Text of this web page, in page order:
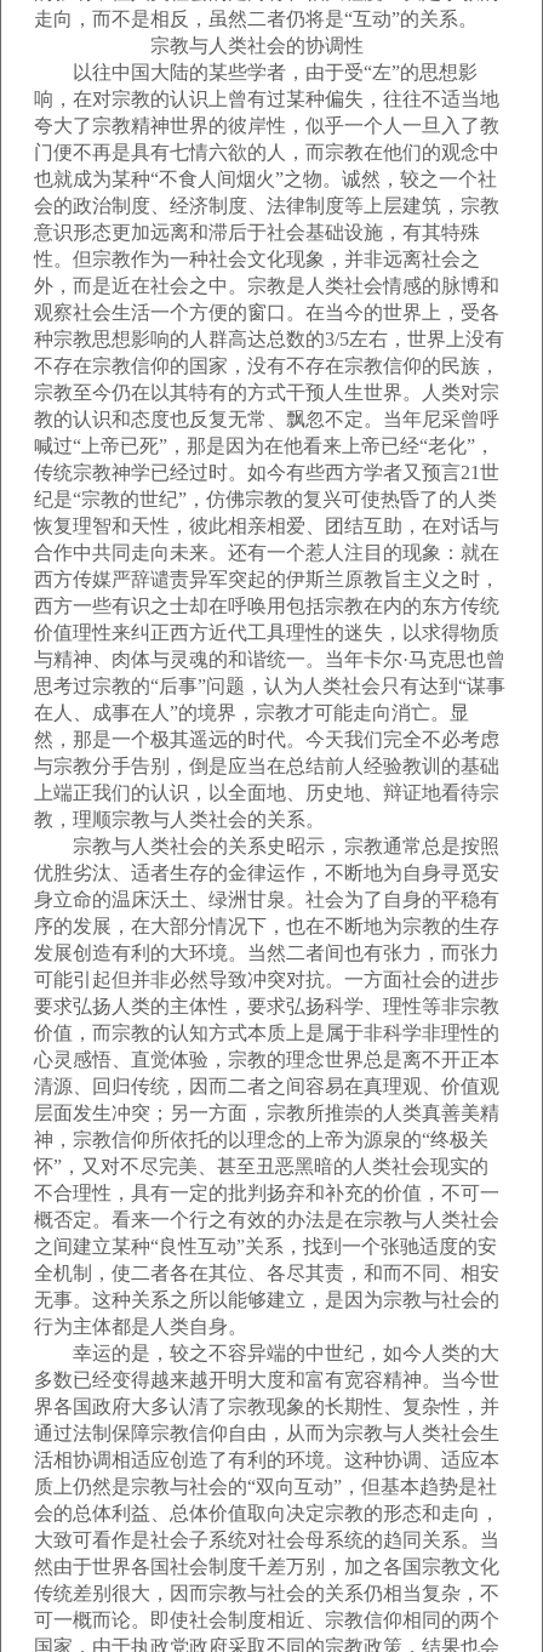
走向，而不是相反，虽然二者仍将是“互动”的关系。
宗教与人类社会的协调性
以往中国大陆的某些学者，由于受“左”的思想影
响，在对宗教的认识上曾有过某种偏失，往往不适当地
夸大了宗教精神世界的彼岸性，似乎一个人一旦入了教
门便不再是具有七情六欲的人，而宗教在他们的观念中
也就成为某种“不食人间烟火”之物。诚然，较之一个社
会的政治制度、经济制度、法律制度等上层建筑，宗教
意识形态更加远离和滞后于社会基础设施，有其特殊
性。但宗教作为一种社会文化现象，并非远离社会之
外，而是近在社会之中。宗教是人类社会情感的脉博和
观察社会生活一个方便的窗口。在当今的世界上，受各
种宗教思想影响的人群高达总数的3/5左右，世界上没有
不存在宗教信仰的国家，没有不存在宗教信仰的民族，
宗教至今仍在以其特有的方式干预人生世界。人类对宗
教的认识和态度也反复无常、飘忽不定。当年尼采曾呼
喊过“上帝已死”，那是因为在他看来上帝已经“老化”，
传统宗教神学已经过时。如今有些西方学者又预言21世
纪是“宗教的世纪”，仿佛宗教的复兴可使热昏了的人类
恢复理智和天性，彼此相亲相爱、团结互助，在对话与
合作中共同走向未来。还有一个惹人注目的现象：就在
西方传媒严辞谴责异军突起的伊斯兰原教旨主义之时，
西方一些有识之士却在呼唤用包括宗教在内的东方传统
价值理性来纠正西方近代工具理性的迷失，以求得物质
与精神、肉体与灵魂的和谐统一。当年卡尔·马克思也曾
思考过宗教的“后事”问题，认为人类社会只有达到“谋事
在人、成事在人”的境界，宗教才可能走向消亡。显
然，那是一个极其遥远的时代。今天我们完全不必考虑
与宗教分手告别，倒是应当在总结前人经验教训的基础
上端正我们的认识，以全面地、历史地、辩证地看待宗
教，理顺宗教与人类社会的关系。
宗教与人类社会的关系史昭示，宗教通常总是按照
优胜劣汰、适者生存的金律运作，不断地为自身寻觅安
身立命的温床沃土、绿洲甘泉。社会为了自身的平稳有
序的发展，在大部分情况下，也在不断地为宗教的生存
发展创造有利的大环境。当然二者间也有张力，而张力
可能引起但并非必然导致冲突对抗。一方面社会的进步
要求弘扬人类的主体性，要求弘扬科学、理性等非宗教
价值，而宗教的认知方式本质上是属于非科学非理性的
心灵感悟、直觉体验，宗教的理念世界总是离不开正本
清源、回归传统，因而二者之间容易在真理观、价值观
层面发生冲突；另一方面，宗教所推崇的人类真善美精
神，宗教信仰所依托的以理念的上帝为源泉的“终极关
怀”，又对不尽完美、甚至丑恶黑暗的人类社会现实的
不合理性，具有一定的批判扬弃和补充的价值，不可一
概否定。看来一个行之有效的办法是在宗教与人类社会
之间建立某种“良性互动”关系，找到一个张驰适度的安
全机制，使二者各在其位、各尽其责，和而不同、相安
无事。这种关系之所以能够建立，是因为宗教与社会的
行为主体都是人类自身。
幸运的是，较之不容异端的中世纪，如今人类的大
多数已经变得越来越开明大度和富有宽容精神。当今世
界各国政府大多认清了宗教现象的长期性、复杂性，并
通过法制保障宗教信仰自由，从而为宗教与人类社会生
活相协调相适应创造了有利的环境。这种协调、适应本
质上仍然是宗教与社会的“双向互动”，但基本趋势是社
会的总体利益、总体价值取向决定宗教的形态和走向，
大致可看作是社会子系统对社会母系统的趋同关系。当
然由于世界各国社会制度千差万别，加之各国宗教文化
传统差别很大，因而宗教与社会的关系仍相当复杂，不
可一概而论。即使社会制度相近、宗教信仰相同的两个
国家，由于执政党政府采取不同的宗教政策，结果也会